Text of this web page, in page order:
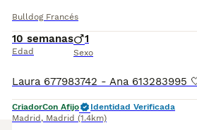
Bulldog Francés
10 semanas
Edad
1
Sexo
CriadorCon Afijo
Identidad Verificada
Madrid , Madrid (1.4km)